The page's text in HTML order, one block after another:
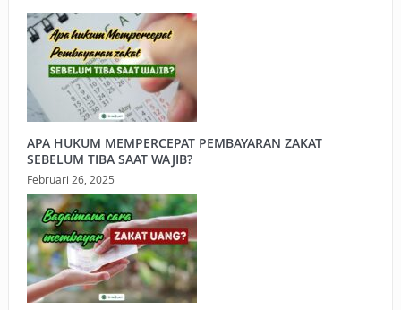
APA HUKUM MEMPERCEPAT PEMBAYARAN ZAKAT
SEBELUM TIBA SAAT WAJIB?
Februari 26, 2025